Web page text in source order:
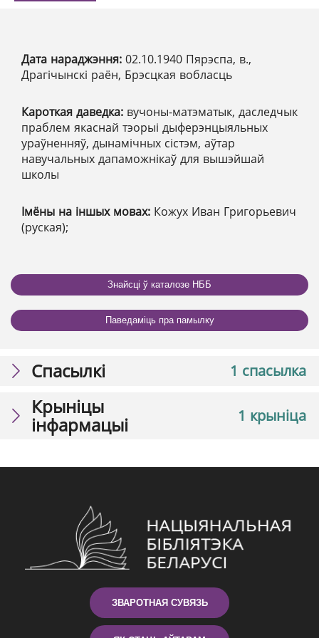
Дата нараджэння: 02.10.1940 Пярэспа, в.,
Драгічынскі раён, Брэсцкая вобласць
Кароткая даведка: вучоны-матэматык, даследчык
праблем якаснай тэорыі дыферэнцыяльных
ураўненняў, дынамічных сістэм, аўтар
навучальных дапаможнікаў для вышэйшай
школы
Імёны на іншых мовах: Кожух Иван Григорьевич
(руская);
Знайсці ў каталозе НББ
Паведаміць пра памылку
1 спасылка
Спасылкі
1 крыніца
Крыніцы
інфармацыі
ЗВАРОТНАЯ СУВЯЗЬ